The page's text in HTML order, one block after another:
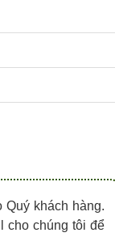
Ms.Châu
khách hàng.
cho chúng tôi để